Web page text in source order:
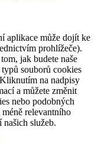
aplikace může dojít ke
prohlížeče).
jak budete naše
souborů cookies
na nadpisy
a můžete změnit
nebo podobných
relevantního
našich služeb.